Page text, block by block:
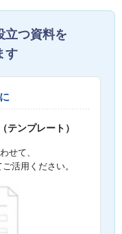
立つ資料を
す
テンプレート）
せて、
活用ください。